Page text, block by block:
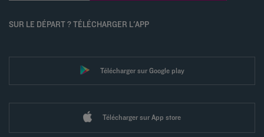
SUR LE DÉPART ? TÉLÉCHARGER L'APP
Télécharger sur Google play
Télécharger sur App store